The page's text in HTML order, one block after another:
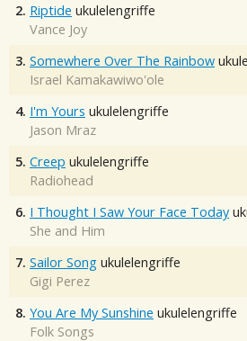
2. Riptide ukulelengriffe
Vance Joy
3. Somewhere Over The Rainbow
Israel Kamakawiwo'ole
4. I'm Yours ukulelengriffe
Jason Mraz
5. Creep ukulelengriffe
Radiohead
6. I Thought I Saw Your Face Today
She and Him
7. Sailor Song ukulelengriffe
Gigi Perez
8. You Are My Sunshine ukulelengriffe
Folk Songs